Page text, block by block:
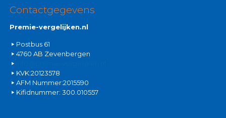
Contactgegevens
Premie-vergelijken.nl
Postbus 61
4760 AB Zevenbergen
KVK:20123578
AFM Nummer:2015590
Kifidnummer: 300.010557